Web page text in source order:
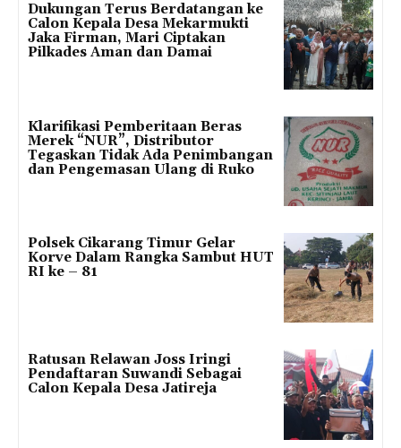
Dukungan Terus Berdatangan ke
Calon Kepala Desa Mekarmukti
Jaka Firman, Mari Ciptakan
Pilkades Aman dan Damai
Klarifikasi Pemberitaan Beras
Merek “NUR”, Distributor
Tegaskan Tidak Ada Penimbangan
dan Pengemasan Ulang di Ruko
Polsek Cikarang Timur Gelar
Korve Dalam Rangka Sambut HUT
RI ke – 81
Ratusan Relawan Joss Iringi
Pendaftaran Suwandi Sebagai
Calon Kepala Desa Jatireja